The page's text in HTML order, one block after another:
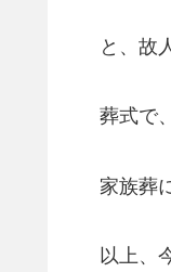
と、故
葬式で
家族葬
以上、